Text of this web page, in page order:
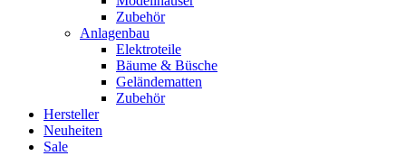
Zubehör
Anlagenbau
Elektroteile
Bäume & Büsche
Geländematten
Zubehör
Hersteller
Neuheiten
Sale